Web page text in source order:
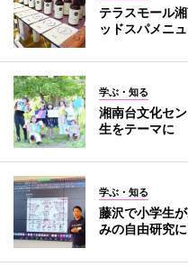
テラスモール
ッドスパメニ
学ぶ・知る
湘南台文化セ
生をテーマに
学ぶ・知る
藤沢で小学生
みの自由研究